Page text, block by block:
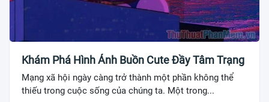
Khám Phá Hình Ảnh Buồn Cute Đầy Tâm Trạng
Mạng xã hội ngày càng trở thành một phần không thể
thiếu trong cuộc sống của chúng ta. Một trong...